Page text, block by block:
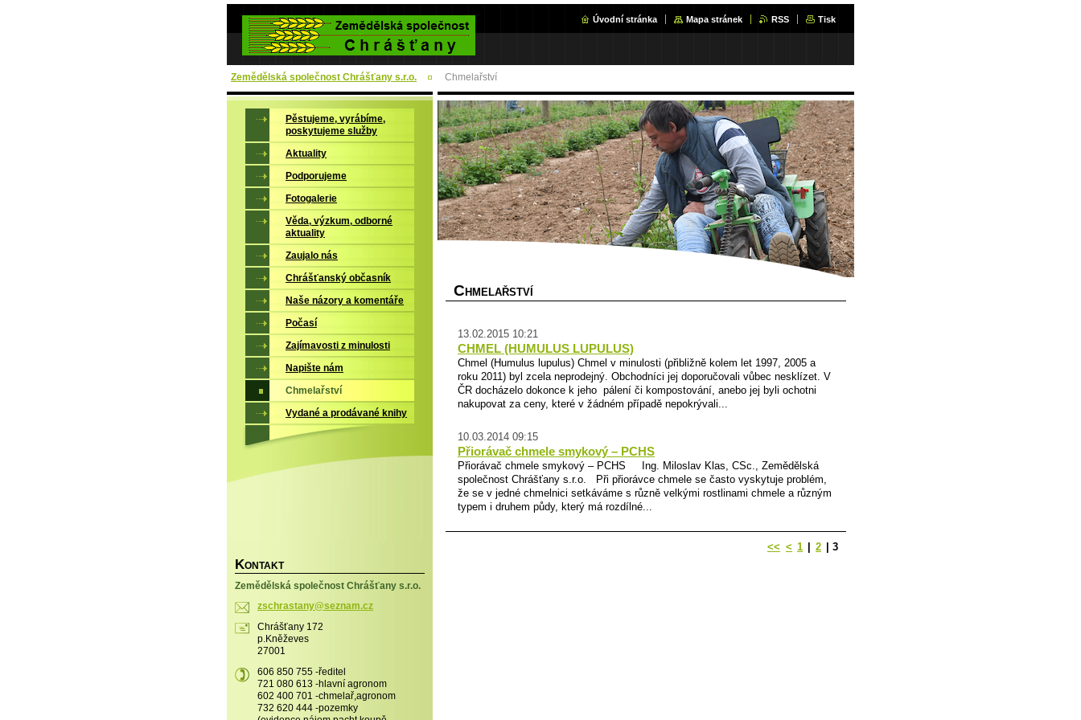
Úvodní stránka Mapa stránek RSS Tisk
Zemědělská společnost Chrášťany s.r.o. Chmelařství
C HMELAŘSTVÍ
13.02.2015 10:21
CHMEL (HUMULUS LUPULUS)
Chmel (Humulus lupulus) Chmel v minulosti (přibližně kolem let 1997, 2005 a
roku 2011) byl zcela neprodejný. Obchodníci jej doporučovali vůbec nesklízet. V
ČR docházelo dokonce k jeho pálení či kompostování, anebo jej byli ochotni
nakupovat za ceny, které v žádném případě nepokrývali...
10.03.2014 09:15
Přiorávač chmele smykový – PCHS
Přiorávač chmele smykový – PCHS Ing. Miloslav Klas, CSc., Zemědělská
společnost Chrášťany s.r.o. Při přiorávce chmele se často vyskytuje problém,
že se v jedné chmelnici setkáváme s různě velkými rostlinami chmele a různým
typem i druhem půdy, který má rozdílné...
<< < 1 2 3
Pěstujeme, vyrábíme,
poskytujeme služby
Aktuality
Podporujeme
Fotogalerie
Věda, výzkum, odborné
aktuality
Zaujalo nás
Chrášťanský občasník
Naše názory a komentáře
Počasí
Zajímavosti z minulosti
Napište nám
Chmelařství
Vydané a prodávané knihy
KONTAKT
Zemědělská společnost Chrášťany s.r.o.
zschrastany@seznam.cz
Chrášťany 172
p.Kněževes
27001
606 850 755 -ředitel
721 080 613 -hlavní agronom
602 400 701 -chmelař,agronom
732 620 444 -pozemky